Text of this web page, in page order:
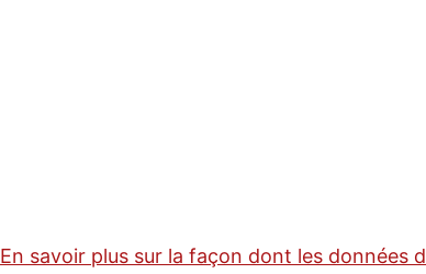
En savoir plus sur la façon dont les données